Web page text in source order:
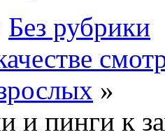
Без рубрики
»
и пинги к